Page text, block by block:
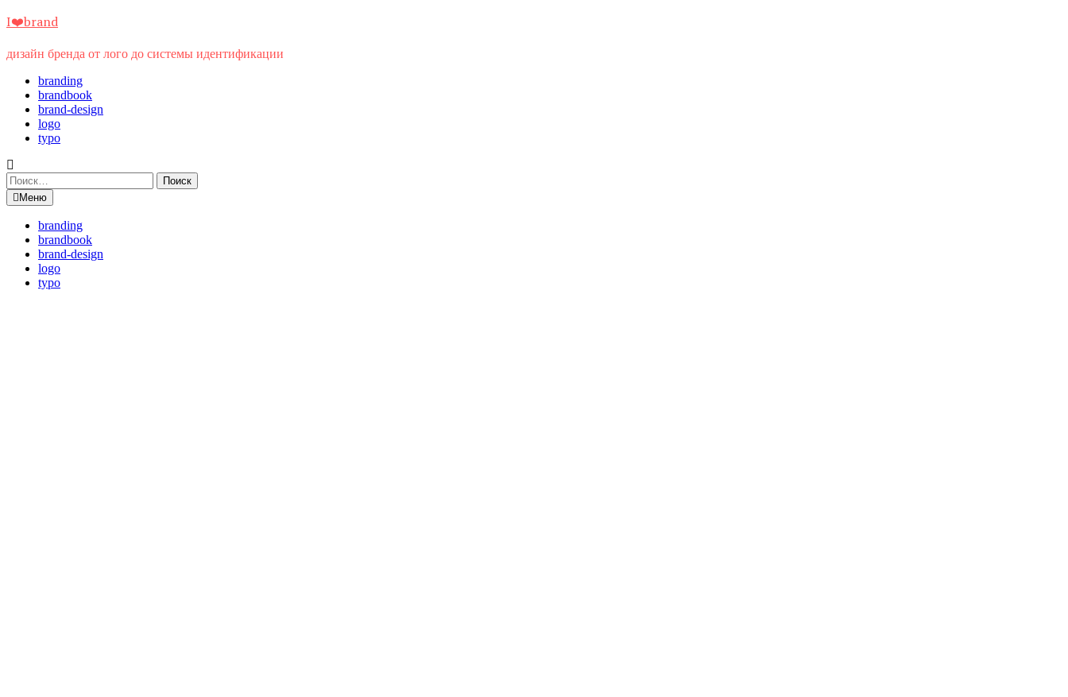
Перейти
содержимому
I❤️brand
дизайн бренда от лого до системы идентификации
branding
brandbook
brand-design
logo
typo
Найти:
Меню
branding
brandbook
brand-design
logo
typo